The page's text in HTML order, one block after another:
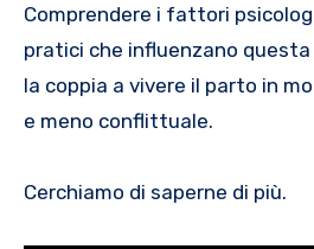
Comprendere i fattori
pratici che influenzano
la coppia a vivere il parto in
e meno conflittuale.
Cerchiamo di saperne di più.